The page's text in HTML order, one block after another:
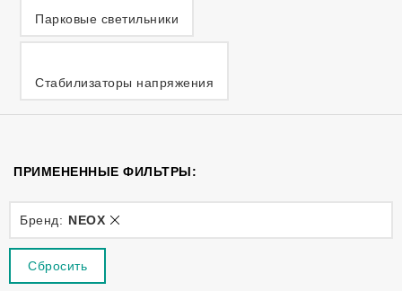
Парковые светильники
Стабилизаторы напряжения
ПРИМЕНЕННЫЕ ФИЛЬТРЫ:
Бренд: NEOX
Cбросить